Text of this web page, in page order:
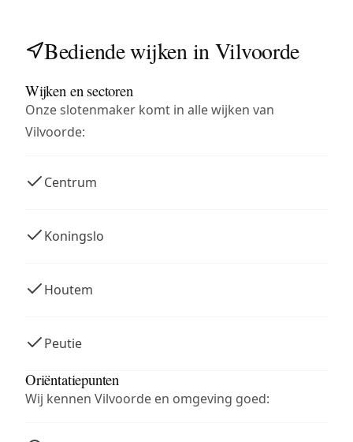
Bediende wijken in Vilvoorde
Wijken en sectoren
Onze slotenmaker komt in alle wijken van
Vilvoorde:
Centrum
Koningslo
Houtem
Peutie
Oriëntatiepunten
Wij kennen Vilvoorde en omgeving goed: